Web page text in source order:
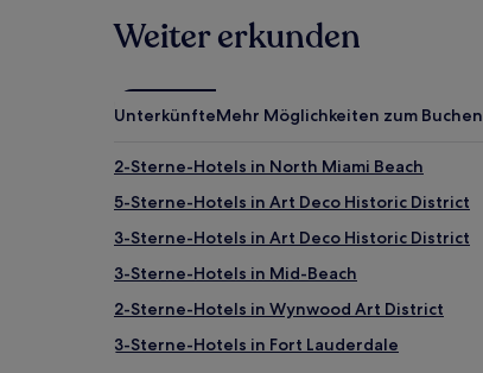
Weiter erkunden
UnterkünfteMehr Möglichkeiten zum Buchen
2-Sterne-Hotels in North Miami Beach
5-Sterne-Hotels in Art Deco Historic District
3-Sterne-Hotels in Art Deco Historic District
3-Sterne-Hotels in Mid-Beach
2-Sterne-Hotels in Wynwood Art District
3-Sterne-Hotels in Fort Lauderdale